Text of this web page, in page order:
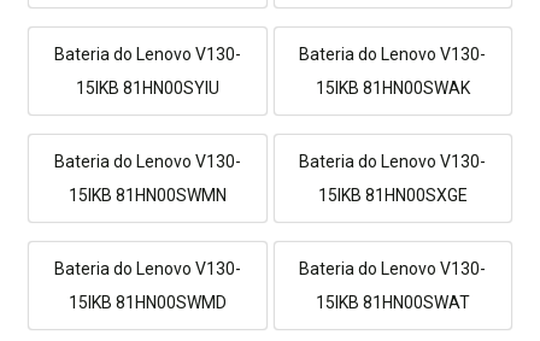
Bateria do Lenovo V130-
15IKB 81HN00SYIU
Bateria do Lenovo V130-
15IKB 81HN00SWAK
Bateria do Lenovo V130-
15IKB 81HN00SWMN
Bateria do Lenovo V130-
15IKB 81HN00SXGE
Bateria do Lenovo V130-
15IKB 81HN00SWMD
Bateria do Lenovo V130-
15IKB 81HN00SWAT